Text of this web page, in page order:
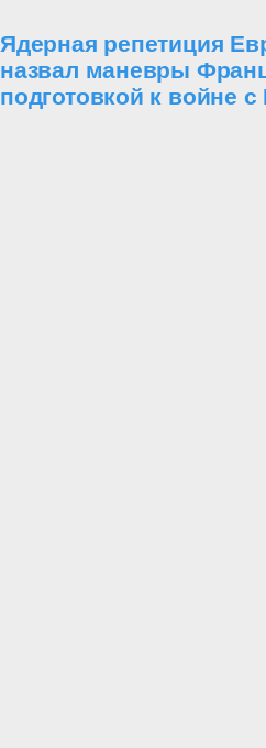
Ядерная репетиция
назвал маневры
подготовкой к войне с